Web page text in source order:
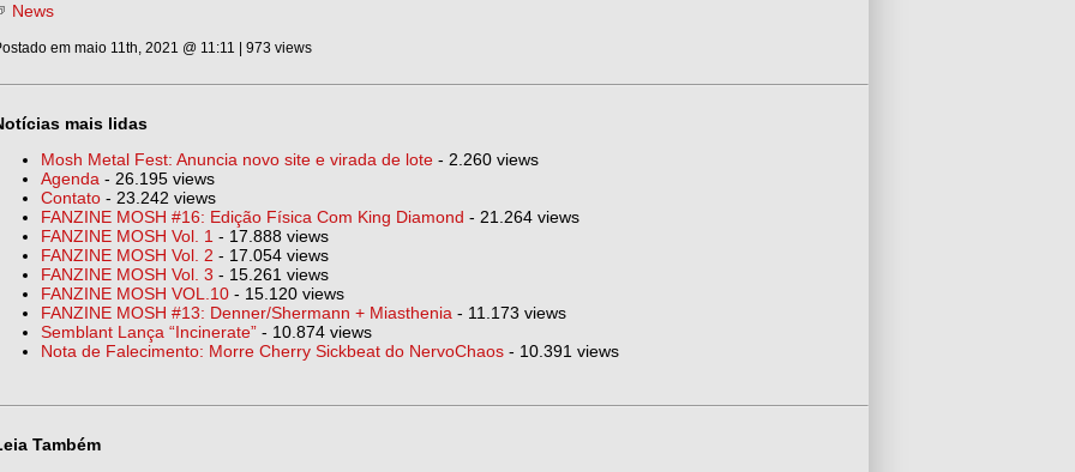
News
em maio 11th, 2021 @ 11:11 | 973 views
mais lidas
Mosh Metal Fest: Anuncia novo site e virada de lote - 2.260 views
Agenda - 26.195 views
Contato - 23.242 views
FANZINE MOSH #16: Edição Física Com King Diamond - 21.264 views
FANZINE MOSH Vol. 1 - 17.888 views
FANZINE MOSH Vol. 2 - 17.054 views
FANZINE MOSH Vol. 3 - 15.261 views
FANZINE MOSH VOL.10 - 15.120 views
FANZINE MOSH #13: Denner/Shermann + Miasthenia - 11.173 views
Semblant Lança “Incinerate” - 10.874 views
Nota de Falecimento: Morre Cherry Sickbeat do NervoChaos - 10.391 views
Também